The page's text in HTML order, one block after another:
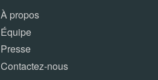
À propos
Équipe
Presse
Contactez-nous